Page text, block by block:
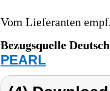
Vom Lieferanten
Bezugsquelle
PEARL